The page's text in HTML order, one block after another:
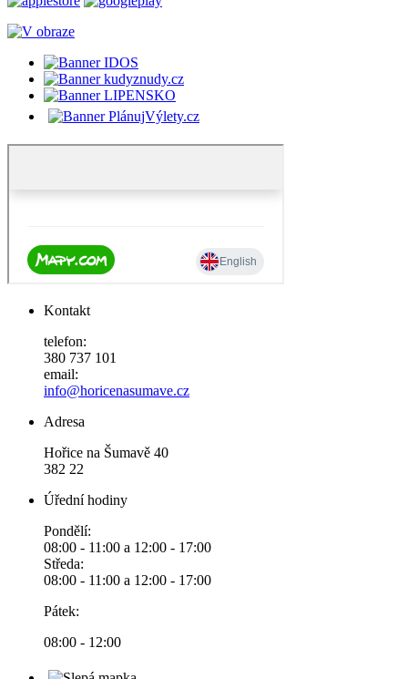
Kontakt
telefon:
380 737 101
email:
info@horicenasumave.cz
Adresa
Hořice na Šumavě 40
382 22
Úřední hodiny
Pondělí:
08:00 - 11:00 a 12:00 - 17:00
Středa:
08:00 - 11:00 a 12:00 - 17:00
Pátek:
08:00 - 12:00